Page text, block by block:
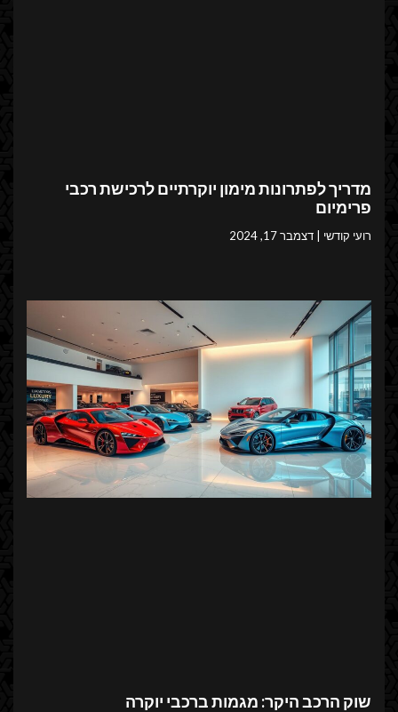
מדריך לפתרונות מימון יוקרתיים לרכישת רכבי
פרימיום
רועי קודשי דצמבר 17, 2024
שוק הרכב היקר: מגמות ברכבי יוקרה